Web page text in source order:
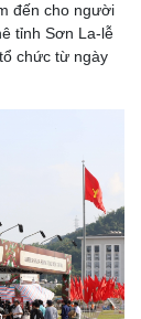
đến cho người
tỉnh Sơn La-lễ
chức từ ngày